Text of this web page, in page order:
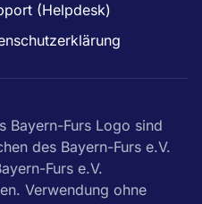
(Helpdesk)
Bayern-Furs Logo sind
des Bayern-Furs e.V.
Furs e.V.
Verwendung ohne